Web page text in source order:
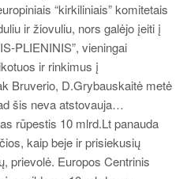
“kirkiliniais” komitetais
ir žiovuliu, nors galėjo įeiti į
PLIENINIS”, vieningai
ir rinkimus į
Bruverio, D.Grybauskaitė metė
šis neva atstovauja…
rūpestis 10 mlrd.Lt panauda
kaip beje ir prisiekusių
prievolė. Europos Centrinis